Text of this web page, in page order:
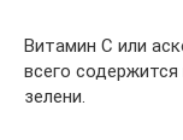
Витамин С или
всего
зелени.